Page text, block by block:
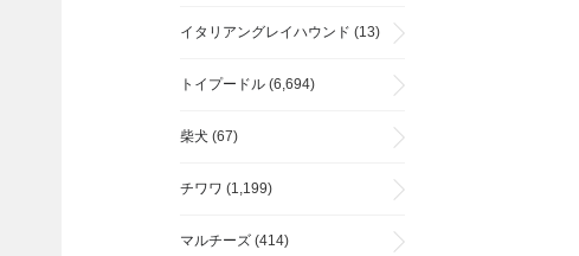
イタリアングレイハウンド (13)
トイプードル (6,694)
柴犬 (67)
チワワ (1,199)
マルチーズ (414)